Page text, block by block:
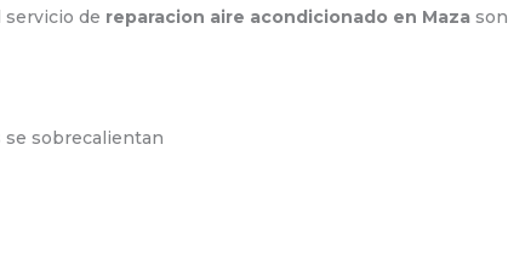
servicio de reparacion aire acondicionado en Mazason
sobrecalientan